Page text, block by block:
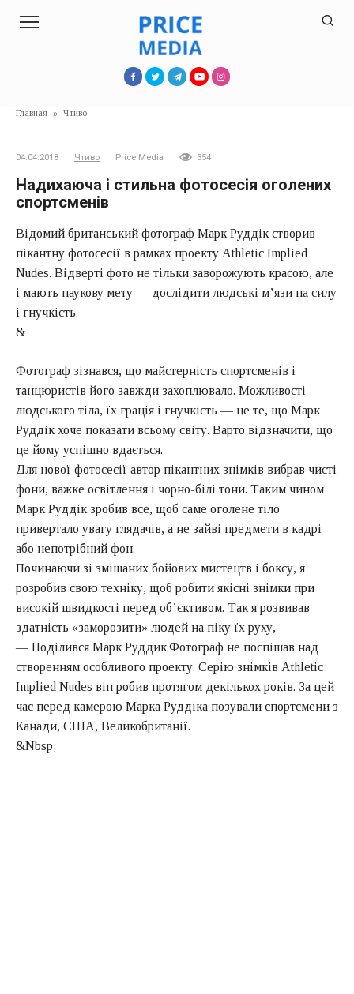
Главная » Чтиво
04.04.2018 Чтиво Price Media 354
Надихаюча і стильна фотосесія оголених
спортсменів
Відомий британський фотограф Марк Руддік створив
пікантну фотосесії в рамках проекту Athletic Implied
Nudes. Відверті фото не тільки заворожують красою, але
і мають наукову мету — дослідити людські м’язи на силу
і гнучкість.
&
Фотограф зізнався, що майстерність спортсменів і
танцюристів його завжди захоплювало. Можливості
людського тіла, їх грація і гнучкість — це те, що Марк
Руддік хоче показати всьому світу. Варто відзначити, що
це йому успішно вдається.
Для нової фотосесії автор пікантних знімків вибрав чисті
фони, важке освітлення і чорно-білі тони. Таким чином
Марк Руддік зробив все, щоб саме оголене тіло
привертало увагу глядачів, а не зайві предмети в кадрі
або непотрібний фон.
Починаючи зі змішаних бойових мистецтв і боксу, я
розробив свою техніку, щоб робити якісні знімки при
високій швидкості перед об’єктивом. Так я розвивав
здатність «заморозити» людей на піку їх руху,
— Поділився Марк Руддик.Фотограф не поспішав над
створенням особливого проекту. Серію знімків Athletic
Implied Nudes він робив протягом декількох років. За цей
час перед камерою Марка Руддіка позували спортсмени з
Канади, США, Великобританії.
&Nbsp;